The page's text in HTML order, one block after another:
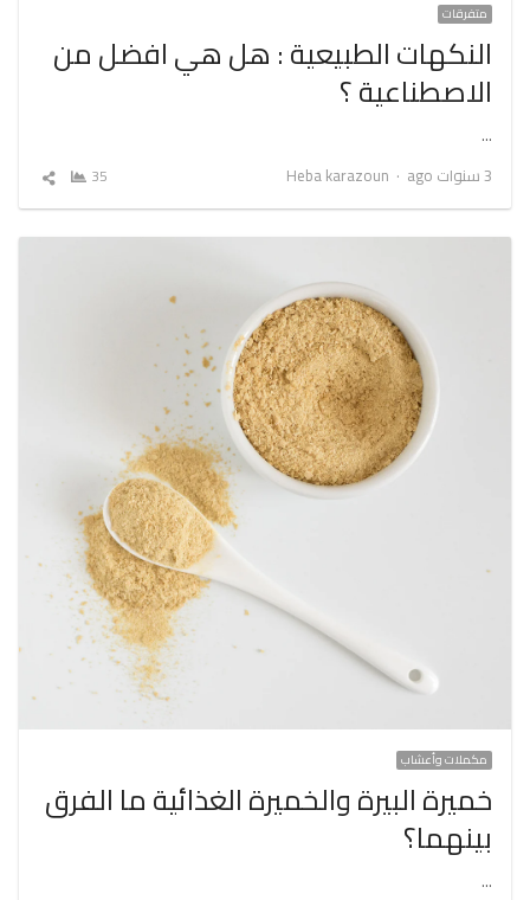
متفرقات
النكهات الطبيعية : هل هي افضل من
الاصطناعية ؟
…
3 سنوات ago
Author
Heba karazoun
35
شارك
مكملات وأعشاب
خميرة البيرة والخميرة الغذائية ما الفرق
بينهما؟
…